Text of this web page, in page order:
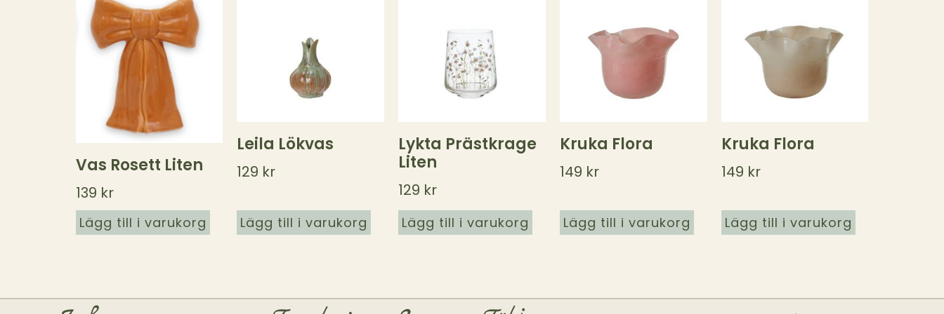
Vas Rosett Liten
139 kr
Lägg till i varukorg
Leila Lökvas
129 kr
Lägg till i varukorg
Lykta Prästkrage
Liten
129 kr
Lägg till i varukorg
Kruka Flora
149 kr
Lägg till i varukorg
Kruka Flora
149 kr
Lägg till i varukorg